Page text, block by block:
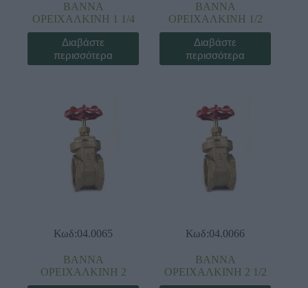
ΒΑΝΝΑ
ΟΡΕΙΧΑΛΚΙΝΗ 1 1/4
Διαβάστε
περισσότερα
ΒΑΝΝΑ
ΟΡΕΙΧΑΛΚΙΝΗ 1/2
Διαβάστε
περισσότερα
Κωδ:04.0065
ΒΑΝΝΑ
ΟΡΕΙΧΑΛΚΙΝΗ 2
Κωδ:04.0066
ΒΑΝΝΑ
ΟΡΕΙΧΑΛΚΙΝΗ 2 1/2